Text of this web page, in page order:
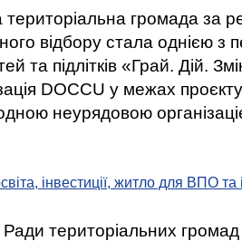
територіальна громада за
відбору стала однією
та підлітків «Грай. Дій.
DOCCU у межах
неурядовою
інвестиції, житло для ВПО
територіальних громад